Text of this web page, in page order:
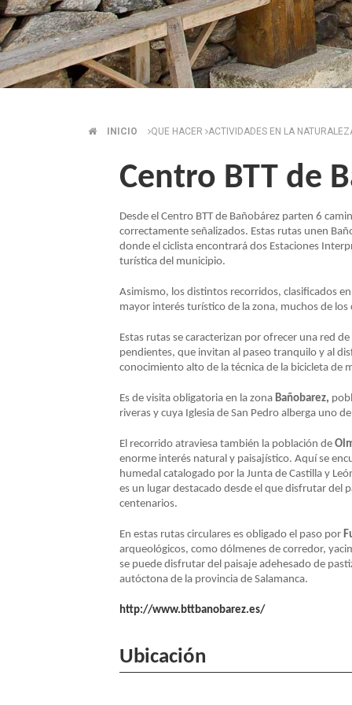
SOBRESCRIBIR
ENLACES
DE
AYUDA
INICIO QUE HACER ACTIVIDADES EN LA
Centro BTT de
Desde el Centro BTT de Bañobárez parten 6
correctamente señalizados. Estas rutas unen
donde el ciclista encontrará dos Estaciones
turística del municipio.
Asimismo, los distintos recorridos, clasificados
mayor interés turístico de la zona, muchos de
Estas rutas se caracterizan por ofrecer una red
pendientes, que invitan al paseo tranquilo y al
conocimiento alto de la técnica de la bicicleta de
Es de visita obligatoria en la zona Bañobarez,
riveras y cuya Iglesia de San Pedro alberga uno
El recorrido atraviesa también la población de
enorme interés natural y paisajístico. Aquí se
humedal catalogado por la Junta de Castilla y
es un lugar destacado desde el que disfrutar del
centenarios.
En estas rutas circulares es obligado el paso por
arqueológicos, como dólmenes de corredor,
se puede disfrutar del paisaje adehesado de
autóctona de la provincia de Salamanca.
http://www.bttbanobarez.es/
Ubicación